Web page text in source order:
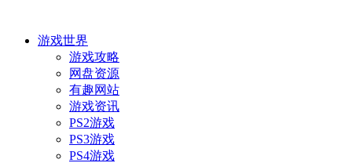
游戏世界
游戏攻略
网盘资源
有趣网站
游戏资讯
PS2游戏
PS3游戏
PS4游戏